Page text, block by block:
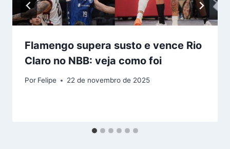
Flamengo supera susto e vence Rio
Claro no NBB: veja como foi
Por Felipe 22 de novembro de 2025